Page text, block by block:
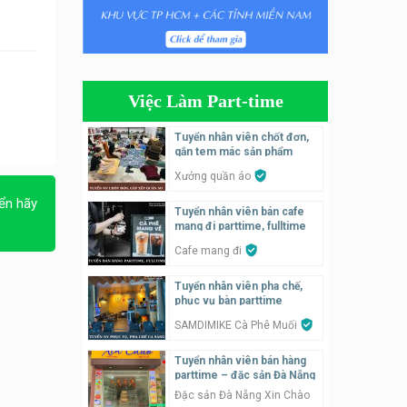
hãy
Tuyển nhân viên tiếp thực,
phục vụ bàn
– hỗ trợ ăn ở
Quán bánh đa cua
parttime
Tuyển nhân viên bán hàng
parttime
Húp Tea
Tuyển nhân viên pha chế
tiệm trà sữa
TRÀ SỮA THÁI LAN
Việc Làm Part-time
Tuyển nhân viên chốt đơn,
gắn tem mác sản phẩm
Xưởng quần áo
Tuyển nhân viên bán cafe
mang đi parttime, fulltime
Cafe mang đi
Tuyển nhân viên pha chế,
phục vụ bàn parttime
SAMDIMIKE Cà Phê Muối
Tuyển nhân viên bán hàng
parttime – đặc sản Đà Nẵng
Đặc sản Đà Nẵng Xin Chào